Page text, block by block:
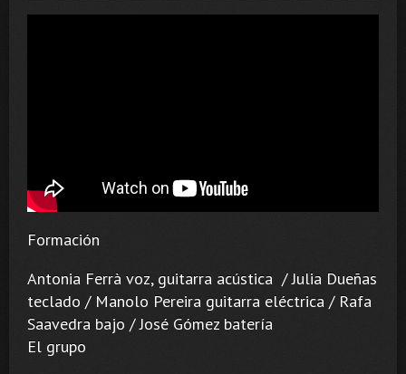
Formación
Antonia Ferrà voz, guitarra acústica / Julia Dueñas
teclado / Manolo Pereira guitarra eléctrica / Rafa
Saavedra bajo / José Gómez batería
El grupo